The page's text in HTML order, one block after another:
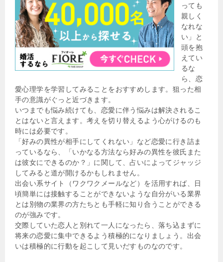
っても
親しく
なれな
い」と
頭を抱
えてい
るな
ら、恋
愛心理学を学習してみることをおすすめします。狙った相
手の意識がぐっと近づきます。
いつまでも悩み続けても、恋愛に伴う悩みは解決されるこ
とはないと言えます。考えを切り替えるよう心がけるのも
時には必要です。
「好みの異性が相手にしてくれない」など恋愛に行き詰ま
っているなら、「いかなる方法なら好みの異性を彼氏また
は彼女にできるのか？」に関して、占いによってジャッジ
してみると道が開けるかもしれません。
出会い系サイト（ワクワクメールなど）を活用すれば、日
頃簡単には接触することができないような自分がいる業界
とは別物の業界の方たちとも手軽に知り合うことができる
のが強みです。
交際していた恋人と別れて一人になったら、落ち込まずに
将来の恋愛に集中できるよう積極的になりましょう。出会
いは積極的に行動を起こして見いだすものなのです。